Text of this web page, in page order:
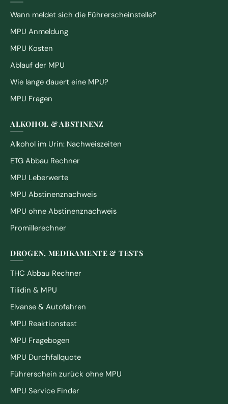
Wann meldet sich die Führerscheinstelle?
MPU Anmeldung
MPU Kosten
Ablauf der MPU
Wie lange dauert eine MPU?
MPU Fragen
ALKOHOL & ABSTINENZ
Alkohol im Urin: Nachweiszeiten
ETG Abbau Rechner
MPU Leberwerte
MPU Abstinenznachweis
MPU ohne Abstinenznachweis
Promillerechner
DROGEN, MEDIKAMENTE & TESTS
THC Abbau Rechner
Tilidin & MPU
Elvanse & Autofahren
MPU Reaktionstest
MPU Fragebogen
MPU Durchfallquote
Führerschein zurück ohne MPU
MPU Service Finder